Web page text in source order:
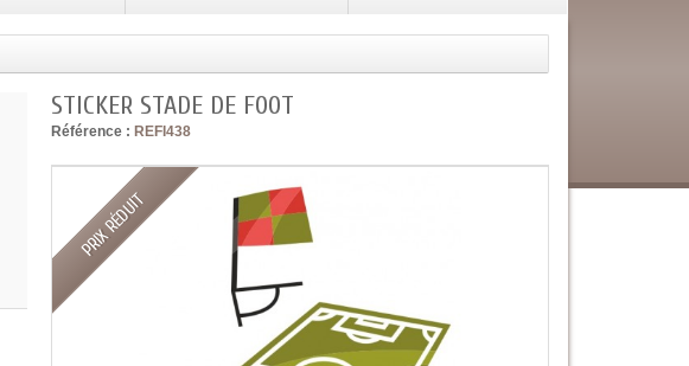
STICKER STADE DE FOOT
Référence : REFI438
PRIX RÉDUIT